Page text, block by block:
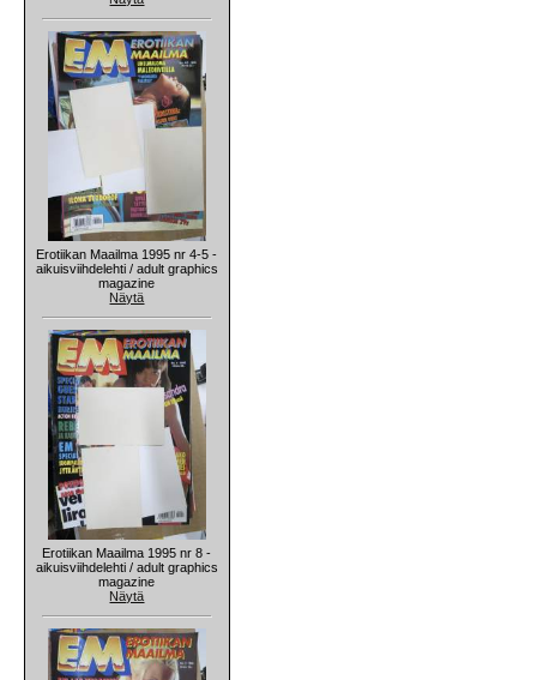
Erotiikan Maailma 1995 nr 4-5 -
aikuisviihdelehti / adult graphics
magazine
Näytä
Erotiikan Maailma 1995 nr 8 -
aikuisviihdelehti / adult graphics
magazine
Näytä